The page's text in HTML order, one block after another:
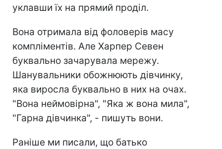
уклавши їх на прямий проділ.
Вона отримала від фоловерів масу
компліментів. Але Харпер Севен
буквально зачарувала мережу.
Шанувальники обожнюють дівчинку,
яка виросла буквально в них на очах.
"Вона неймовірна", "Яка ж вона мила",
"Гарна дівчинка", - пишуть вони.
Раніше ми писали, що батько